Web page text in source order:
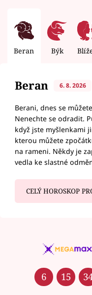
Beran Býk
Beran 6. 8. 2026
Berani, dnes se
Nenechte se odradit.
když jste myšlenkami
kterou můžete
na rameni. Někdy je
vedla ke slastné
CELÝ HOROSKOP
6 15